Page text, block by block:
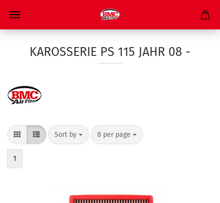
KAROSSERIE PS 115 JAHR 08 -
Sort by 8 per page
1